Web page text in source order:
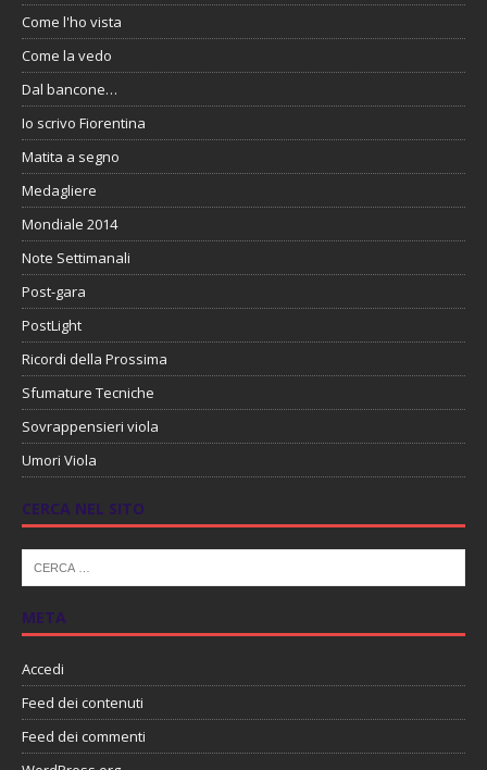
Come l'ho vista
Come la vedo
Dal bancone…
Io scrivo Fiorentina
Matita a segno
Medagliere
Mondiale 2014
Note Settimanali
Post-gara
PostLight
Ricordi della Prossima
Sfumature Tecniche
Sovrappensieri viola
Umori Viola
CERCA NEL SITO
META
Accedi
Feed dei contenuti
Feed dei commenti